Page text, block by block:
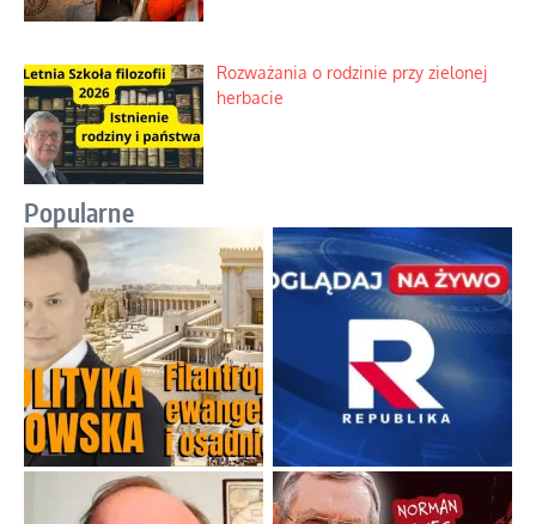
Rozważania o rodzinie przy zielonej
herbacie
Popularne